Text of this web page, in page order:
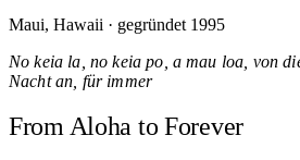
Maui, Hawaii · gegründet 1995
No keia la, no keia po, a mau loa, von
Nacht an, für immer
From Aloha to Forever